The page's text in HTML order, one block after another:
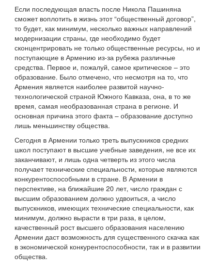
Если последующая власть после Никола Пашиняна
сможет воплотить в жизнь этот “общественный договор”,
то будет, как минимум, несколько важных направлений
модернизации страны, где необходимо будет
сконцентрировать не только общественные ресурсы, но и
поступающие в Армению из-за рубежа различные
средства. Первое и, пожалуй, самое критическое – это
образование. Было отмечено, что несмотря на то, что
Армения является наиболее развитой научно-
технологической страной Южного Кавказа, она, в то же
время, самая необразованная страна в регионе. И
основная причина этого факта – образование доступно
лишь меньшинству общества.
Сегодня в Армении только треть выпускников средних
школ поступают в высшие учебные заведения, не все их
заканчивают, и лишь одна четверть из этого числа
получает технические специальности, которые являются
конкурентоспособными в стране. В Армении в
перспективе, на ближайшие 20 лет, число граждан с
высшим образованием должно удвоиться, а число
выпускников, имеющих технические специальности, как
минимум, должно вырасти в три раза, в целом,
качественный рост высшего образования населению
Армении даст возможность для существенного скачка как
в экономической конкурентоспособности, так и в развитии
общества.